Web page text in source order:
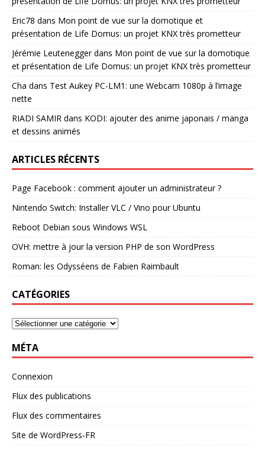
Eric78 dans Mon point de vue sur la domotique et
présentation de Life Domus: un projet KNX très prometteur
Jérémie Leuteneggerdans Mon point de vue sur la domotique
et présentation de Life Domus: un projet KNX très prometteur
Cha dans Test Aukey PC-LM1: une Webcam 1080p à l’image
nette
RIADI SAMIR dans KODI: ajouter des anime japonais / manga
et dessins animés
ARTICLES RÉCENTS
Page Facebook : comment ajouter un administrateur ?
Nintendo Switch: Installer VLC / Vino pour Ubuntu
Reboot Debian sous Windows WSL
OVH: mettre à jour la version PHP de son WordPress
Roman: les Odysséens de Fabien Raimbault
CATÉGORIES
MÉTA
Connexion
Flux des publications
Flux des commentaires
Site de WordPress-FR